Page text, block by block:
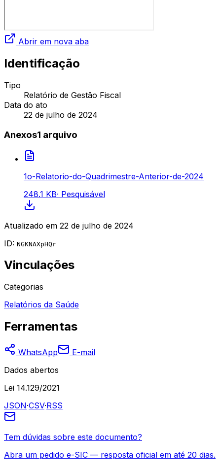
Abrir em nova aba
Identificação
Tipo
Relatório de Gestão Fiscal
Data do ato
22 de julho de 2024
Anexos1 arquivo
1o-Relatorio-do-Quadrimestre-Anterior-de-2024
248.1 KB· Pesquisável
Atualizado em 22 de julho de 2024
ID: NGKNAXpHQr
Vinculações
Categorias
Relatórios da Saúde
Ferramentas
WhatsApp
E-mail
Dados abertos
Lei 14.129/2021
JSON·CSV·RSS
Tem dúvidas sobre este documento?
Abra um pedido e-SIC — resposta oficial em até 20 dias.